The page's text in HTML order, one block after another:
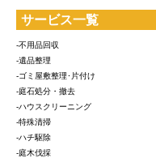
サービス一覧
-不用品回収
-遺品整理
-ゴミ屋敷整理･片付け
-庭石処分・撤去
-ハウスクリーニング
-特殊清掃
-ハチ駆除
-庭木伐採